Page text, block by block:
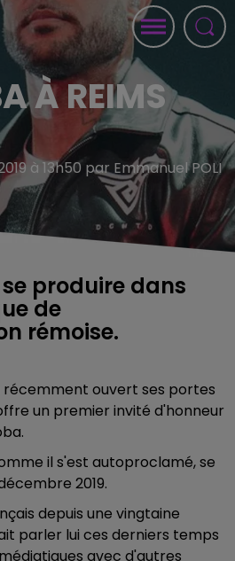
À REIMS
à 13h50 par Emmanuel POLI
produire dans
de
rémoise.
récemment ouvert ses portes
un premier invité d'honneur
il s'est autoproclamé, se
2019.
depuis une vingtaine
parler lui ces derniers temps
avec d'autres